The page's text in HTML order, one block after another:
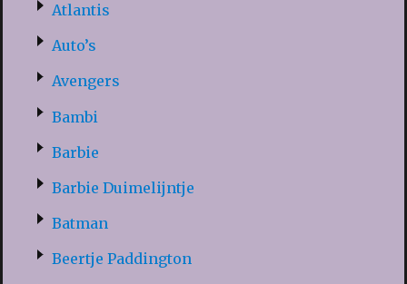
Atlantis
Auto’s
Avengers
Bambi
Barbie
Barbie Duimelijntje
Batman
Beertje Paddington